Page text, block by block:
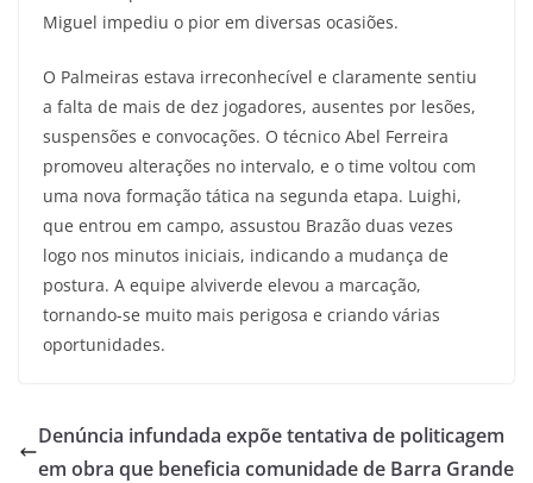
Miguel impediu o pior em diversas ocasiões.
O Palmeiras estava irreconhecível e claramente sentiu
a falta de mais de dez jogadores, ausentes por lesões,
suspensões e convocações. O técnico Abel Ferreira
promoveu alterações no intervalo, e o time voltou com
uma nova formação tática na segunda etapa. Luighi,
que entrou em campo, assustou Brazão duas vezes
logo nos minutos iniciais, indicando a mudança de
postura. A equipe alviverde elevou a marcação,
tornando-se muito mais perigosa e criando várias
oportunidades.
Denúncia infundada expõe tentativa de politicagem
em obra que beneficia comunidade de Barra Grande